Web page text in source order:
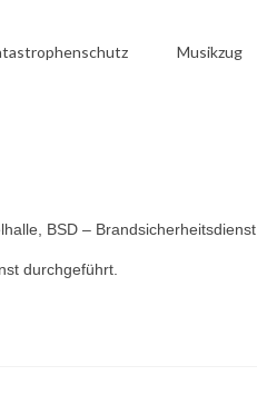
Musikzug
BSD – Brandsicherheitsdienst.
durchgeführt.